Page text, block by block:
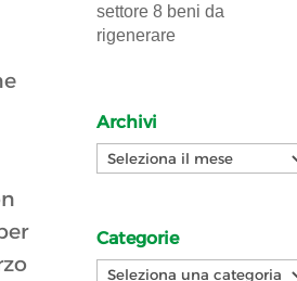
settore 8 beni da
rigenerare
Archivi
Archivi
Categorie
Categorie